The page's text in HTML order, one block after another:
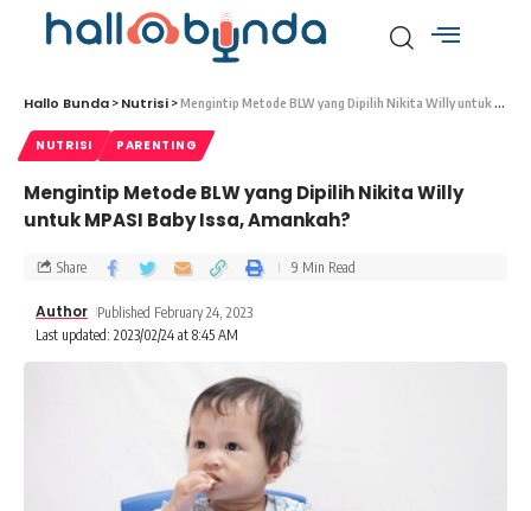
Hallo Bunda > Nutrisi >Mengintip Metode BLW yang Dipilih Nikita Willy untuk MPASI Baby Issa, Amankah?
NUTRISI PARENTING
Mengintip Metode BLW yang Dipilih Nikita Willy
untuk MPASI Baby Issa, Amankah?
Last updated: 2023/02/24 at 8:45 AM
Author Published February 24, 2023
Share 9 Min Read